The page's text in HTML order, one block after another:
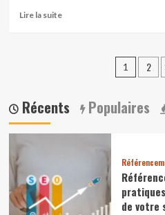
Lire la suiteEn
concours
meilleur
îles
Vanille
1 2
Récents Populaires
de votre